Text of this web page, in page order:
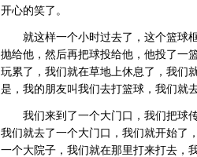
开心的笑了。
就这样一个小时过去了，这个篮球
抛给他，然后再把球投给他，他投了一
玩累了，我们就在草地上休息了，我们
是，我的朋友叫我们去打篮球，我们就
我们来到了一个大门口，我们把球
我们就去了一个大门口，我们就开始了
一个大院子，我们就在那里打来打去，